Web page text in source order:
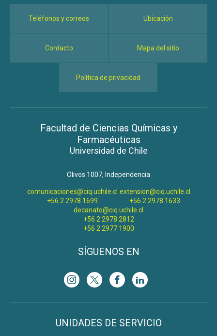
Teléfonos y correos Ubicación
Contacto Mapa del sitio
Política de privacidad
Facultad de Ciencias Químicas y
Farmacéuticas
Universidad de Chile
Olivos 1007, Independencia
comunicaciones@ciq.uchile.cl
+56 2 2978 1699
extension@ciq.uchile.cl
+56 2 2978 1633
decanato@ciq.uchile.cl
+56 2 2978 2812
+56 2 2977 1900
SÍGUENOS EN
UNIDADES DE SERVICIO